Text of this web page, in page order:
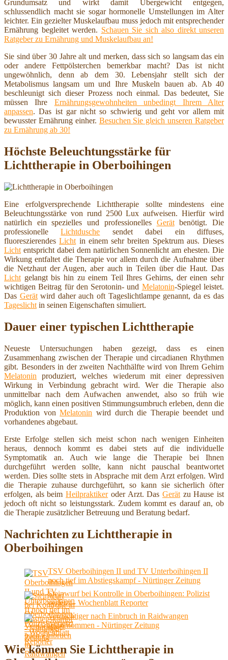
Grundumsatz und wirkt damit Übergewicht entgegen,
schlussendlich macht sie sogar hormonelle Umstellungen im Alter
leichter. Ein gezielter Muskelaufbau muss jedoch mit entsprechender
Ernährung begleitet werden. Schauen Sie sich also direkt unseren
Ratgeber zu Ernährung und Muskelaufbau an!
Sie sind über 30 Jahre alt und merken, dass sich so langsam das ein
oder andere Fettpölsterchen bemerkbar macht? Das ist nicht
ungewöhnlich, denn ab dem 30. Lebensjahr stellt sich der
Metabolismus langsam um und Ihre Muskeln bauen ab. Ab 40
beschleunigt sich dieser Prozess noch einmal. Das bedeutet, Sie
müssen Ihre Ernährungsgewohnheiten unbedingt Ihrem Alter
anpassen. Das ist gar nicht so schwierig und geht vor allem mit
bewusster Ernährung einher. Besuchen Sie gleich unseren Ratgeber
zu Ernährung ab 30!
Höchste Beleuchtungsstärke für
Lichttherapie in Oberboihingen
Eine erfolgversprechende Lichttherapie sollte mindestens eine
Beleuchtungsstärke von rund 2500 Lux aufweisen. Hierfür wird
natürlich ein spezielles und professionelles Gerätbenötigt. Die
professionelleLichtdusche sendet dabei ein diffuses,
fluoreszierendesLicht in einem sehr breiten Spektrum aus. Dieses
Licht entspricht dabei dem natürlichen Sonnenlicht am ehesten. Die
Wirkung entfaltet die Therapie vor allem durch die Aufnahme über
die Netzhaut der Augen, aber auch in Teilen über die Haut. Das
Licht gelangt bis hin zu einem Teil Ihres Gehirns, der einen sehr
wichtigen Beitrag für den Serotonin- und Melatonin-Spiegel leistet.
Das Gerätwird daher auch oft Tageslichtlampe genannt, da es das
Tageslicht in seinen Eigenschaften simuliert.
Dauer einer typischen Lichttherapie
Neueste Untersuchungen haben gezeigt, dass es einen
Zusammenhang zwischen der Therapie und circadianen Rhythmen
gibt. Besonders in der zweiten Nachthälfte wird von Ihrem Gehirn
Melatonin produziert, welches wiederum mit einer depressiven
Wirkung in Verbindung gebracht wird. Wer die Therapie also
unmittelbar nach dem Aufwachen anwendet, also so früh wie
möglich, kann einen positiven Stimmungsumbruch erleben, denn die
Produktion vonMelatonin wird durch die Therapie beendet und
vorhandenes abgebaut.
Erste Erfolge stellen sich meist schon nach wenigen Einheiten
heraus, dennoch kommt es dabei stets auf die individuelle
Symptomatik an. Auch wie lange die Therapie bei Ihnen
durchgeführt werden sollte, kann nicht pauschal beantwortet
werden. Dies sollte stets in Absprache mit dem Arzt erfolgen. Wird
die Therapie zuhause durchgeführt, so kann sie sicherlich öfter
erfolgen, als beimHeilpraktikeroder Arzt. Das Gerätzu Hause ist
jedoch oft nicht so leistungsstark. Zudem kommt es darauf an, ob
die Therapie zusätzlicher Betreuung und Beratung bedarf.
Nachrichten zu Lichttherapie in
Oberboihingen
TSV Oberboihingen II und TV Unterboihingen II
noch tief im Abstiegskampf - Nürtinger Zeitung
Steinwurf bei Kontrolle in Oberboihingen: Polizist
verletzt - Wochenblatt Reporter
Verdächtiger nach Einbruch in Raidwangen
festgenommen - Nürtinger Zeitung
Wie können Sie Lichttherapie in